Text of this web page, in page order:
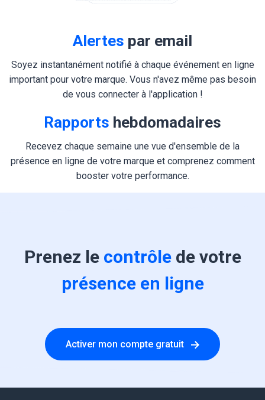
Alertes par email
Soyez instantanément notifié à chaque événement en ligne
important pour votre marque. Vous n'avez même pas besoin
de vous connecter à l'application !
Rapports hebdomadaires
Recevez chaque semaine une vue d'ensemble de la
présence en ligne de votre marque et comprenez comment
booster votre performance.
Prenez le contrôlede votre
présence en ligne
Activer mon compte gratuit